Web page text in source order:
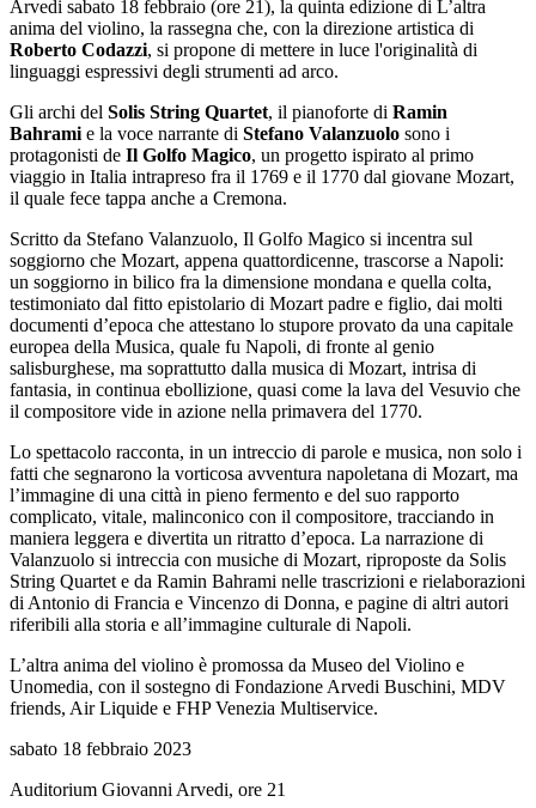
Arvedi sabato 18 febbraio (ore 21), la quinta edizione di L’altra
anima del violino, la rassegna che, con la direzione artistica di
Roberto Codazzi, si propone di mettere in luce l'originalità di
linguaggi espressivi degli strumenti ad arco.
Gli archi del Solis String Quartet, il pianoforte di Ramin
Bahrami e la voce narrante di Stefano Valanzuolo sono i
protagonisti de Il Golfo Magico, un progetto ispirato al primo
viaggio in Italia intrapreso fra il 1769 e il 1770 dal giovane Mozart,
il quale fece tappa anche a Cremona.
Scritto da Stefano Valanzuolo, Il Golfo Magico si incentra sul
soggiorno che Mozart, appena quattordicenne, trascorse a Napoli:
un soggiorno in bilico fra la dimensione mondana e quella colta,
testimoniato dal fitto epistolario di Mozart padre e figlio, dai molti
documenti d’epoca che attestano lo stupore provato da una capitale
europea della Musica, quale fu Napoli, di fronte al genio
salisburghese, ma soprattutto dalla musica di Mozart, intrisa di
fantasia, in continua ebollizione, quasi come la lava del Vesuvio che
il compositore vide in azione nella primavera del 1770.
Lo spettacolo racconta, in un intreccio di parole e musica, non solo i
fatti che segnarono la vorticosa avventura napoletana di Mozart, ma
l’immagine di una città in pieno fermento e del suo rapporto
complicato, vitale, malinconico con il compositore, tracciando in
maniera leggera e divertita un ritratto d’epoca. La narrazione di
Valanzuolo si intreccia con musiche di Mozart, riproposte da Solis
String Quartet e da Ramin Bahrami nelle trascrizioni e rielaborazioni
di Antonio di Francia e Vincenzo di Donna, e pagine di altri autori
riferibili alla storia e all’immagine culturale di Napoli.
L’altra anima del violino è promossa da Museo del Violino e
Unomedia, con il sostegno di Fondazione Arvedi Buschini, MDV
friends, Air Liquide e FHP Venezia Multiservice.
sabato 18 febbraio 2023
Auditorium Giovanni Arvedi, ore 21